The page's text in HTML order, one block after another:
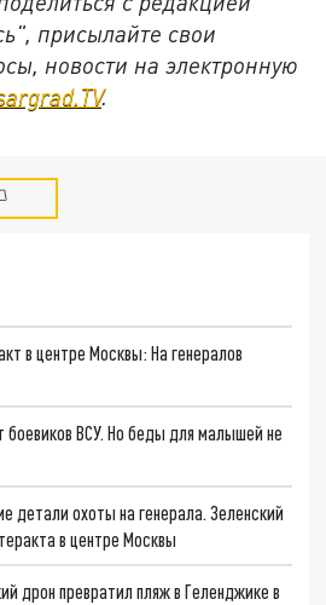
присылайте свои
новости на электронную
.
в центре Москвы: На генералов
боевиков ВСУ. Но беды для малышей не
детали охоты на генерала. Зеленский
в центре Москвы
дрон превратил пляж в Геленджике в